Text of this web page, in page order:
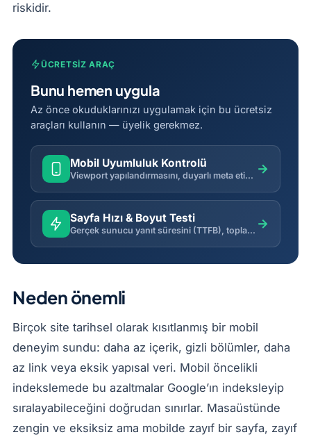
riskidir.
ÜCRETSIZ ARAÇ
Bunu hemen uygula
Az önce okuduklarınızı uygulamak için bu ücretsiz
araçları kullanın — üyelik gerekmez.
Mobil Uyumluluk Kontrolü
Viewport yapılandırmasını, duyarlı meta etiketlerini ve yaygın mobil kullanılabilirlik sinyallerini kontrol eder. →
Sayfa Hızı & Boyut Testi
Gerçek sunucu yanıt süresini (TTFB), toplam yükleme süresini, sayfa ağırlığını ve sıkıştırmayı ölçer. →
Neden önemli
Birçok site tarihsel olarak kısıtlanmış bir mobil
deneyim sundu: daha az içerik, gizli bölümler, daha
az link veya eksik yapısal veri. Mobil öncelikli
indekslemede bu azaltmalar Google’ın indeksleyip
sıralayabileceğini doğrudan sınırlar. Masaüstünde
zengin ve eksiksiz ama mobilde zayıf bir sayfa, zayıf